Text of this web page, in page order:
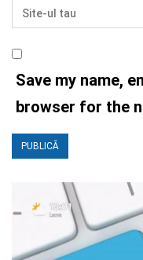
Save my name,
browser for the